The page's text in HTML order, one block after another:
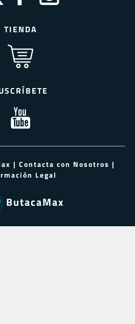
TIENDA
| Contacta con Nosotros |
Legal
ButacaMax